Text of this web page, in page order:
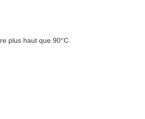
plus haut que 90°C.